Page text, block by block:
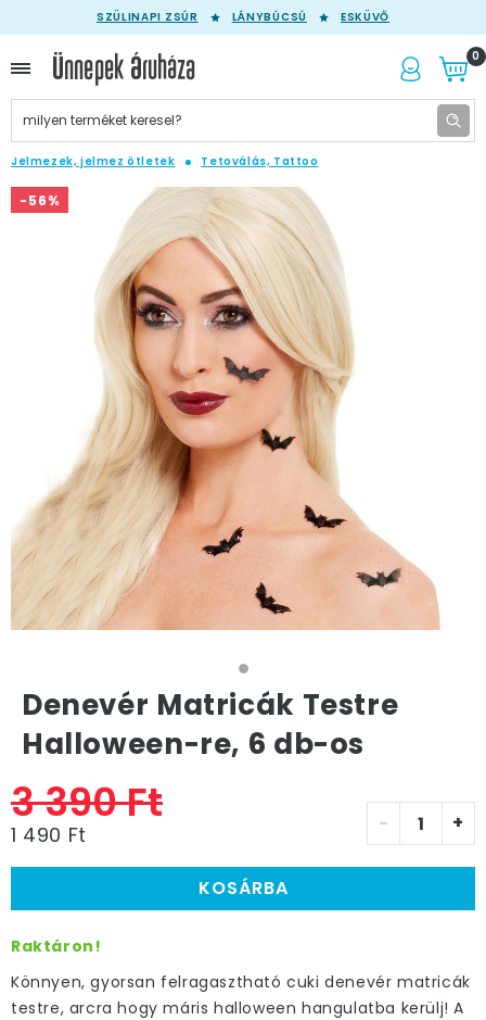
SZÜLINAPI ZSÚR LÁNYBÚCSÚ ESKÜVŐ
0
Jelmezek, jelmez ötletek Tetoválás, Tattoo
-56%
Denevér Matricák Testre
Halloween-re, 6 db-os
3 390 Ft
1 490 Ft - +
KOSÁRBA
Raktáron!
Könnyen, gyorsan felragasztható cuki denevér matricák
testre, arcra hogy máris halloween hangulatba kerülj! A